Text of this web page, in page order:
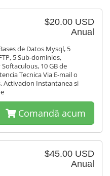
$20.00 USD
Anual
de Datos Mysql, 5
5 Sub-dominios,
10 GB de
Tecnica Via E-mail o
Activacion Instantanea si
Comandă acum
$45.00 USD
Anual